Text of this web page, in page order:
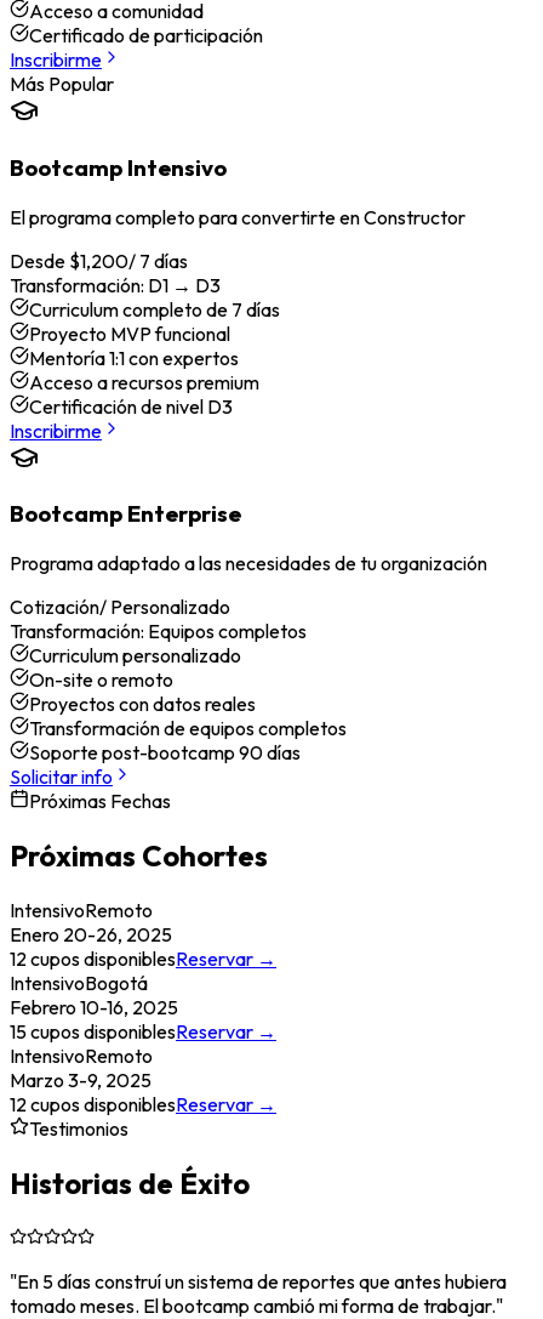
Acceso a comunidad
Certificado de participación
Inscribirme
Más Popular
Bootcamp Intensivo
El programa completo para convertirte en Constructor
Desde $1,200/ 7 días
Transformación: D1 → D3
Curriculum completo de 7 días
Proyecto MVP funcional
Mentoría 1:1 con expertos
Acceso a recursos premium
Certificación de nivel D3
Inscribirme
Bootcamp Enterprise
Programa adaptado a las necesidades de tu organización
Cotización/ Personalizado
Transformación: Equipos completos
Curriculum personalizado
On-site o remoto
Proyectos con datos reales
Transformación de equipos completos
Soporte post-bootcamp 90 días
Solicitar info
Próximas Fechas
Próximas Cohortes
IntensivoRemoto
Enero 20-26, 2025
12cupos disponiblesReservar →
IntensivoBogotá
Febrero 10-16, 2025
15cupos disponiblesReservar →
IntensivoRemoto
Marzo 3-9, 2025
12cupos disponiblesReservar →
Testimonios
Historias de Éxito
"En 5 días construí un sistema de reportes que antes hubiera
tomado meses. El bootcamp cambió mi forma de trabajar."